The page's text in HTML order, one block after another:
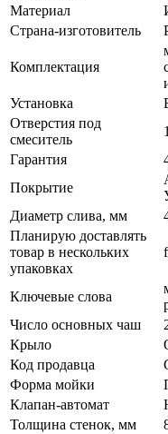
Материал
Страна-изготовитель
Комплектация
Установка
Отверстия под
смеситель
1
Гарантия
Покрытие
Диаметр слива, мм
Планирую доставлять
товар в нескольких
упаковках
Ключевые слова
Число основных чаш
Крыло
Код продавца
Форма мойки
Клапан-автомат
Толщина стенок, мм